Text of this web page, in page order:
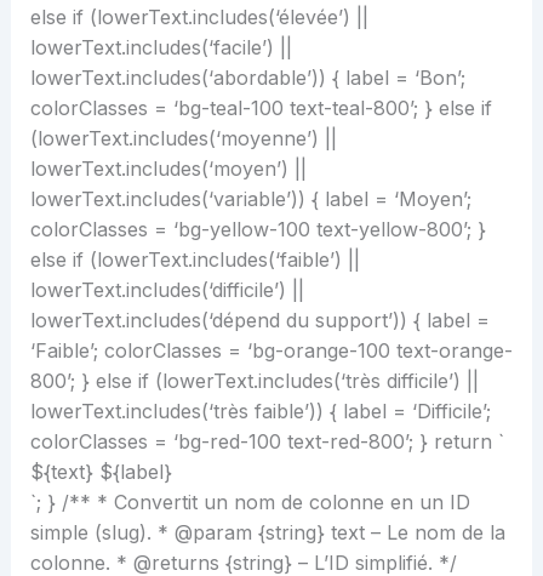
else if (lowerText.includes(‘élevée’) ||
lowerText.includes(‘facile’) ||
lowerText.includes(‘abordable’)) { label = ‘Bon’;
colorClasses = ‘bg-teal-100 text-teal-800’; } else if
(lowerText.includes(‘moyenne’) ||
lowerText.includes(‘moyen’) ||
lowerText.includes(‘variable’)) { label = ‘Moyen’;
colorClasses = ‘bg-yellow-100 text-yellow-800’; }
else if (lowerText.includes(‘faible’) ||
lowerText.includes(‘difficile’) ||
lowerText.includes(‘dépend du support’)) { label =
‘Faible’; colorClasses = ‘bg-orange-100 text-orange-
800’; } else if (lowerText.includes(‘très difficile’) ||
lowerText.includes(‘très faible’)) { label = ‘Difficile’;
colorClasses = ‘bg-red-100 text-red-800’; } return `
${text} ${label}
`; } /** * Convertit un nom de colonne en un ID
simple (slug). * @param {string} text – Le nom de la
colonne. * @returns {string} – L’ID simplifié. */